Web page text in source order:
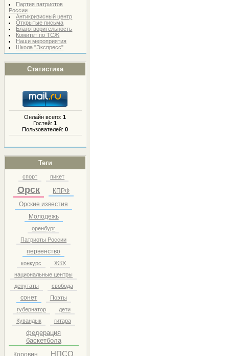
Партия патриотов
России
Антикризисный центр
Открытые письма
Благотворительность
Комитет по ТСЖ
Наши мероприятия
Школа "Экспресс"
Статистика
Онлайн всего:1
Гостей:1
Пользователей:0
Теги
спорт пикет
Орск
КПРФ
Орские известия
Молодежь
оренбург
Патриоты России
первенство
конкурс
ЖКХ
национальные центры
депутаты
свобода
сонет
Поэты
губернатор
дети
Кувандык
гитара
федерация
баскетбола
НПСО